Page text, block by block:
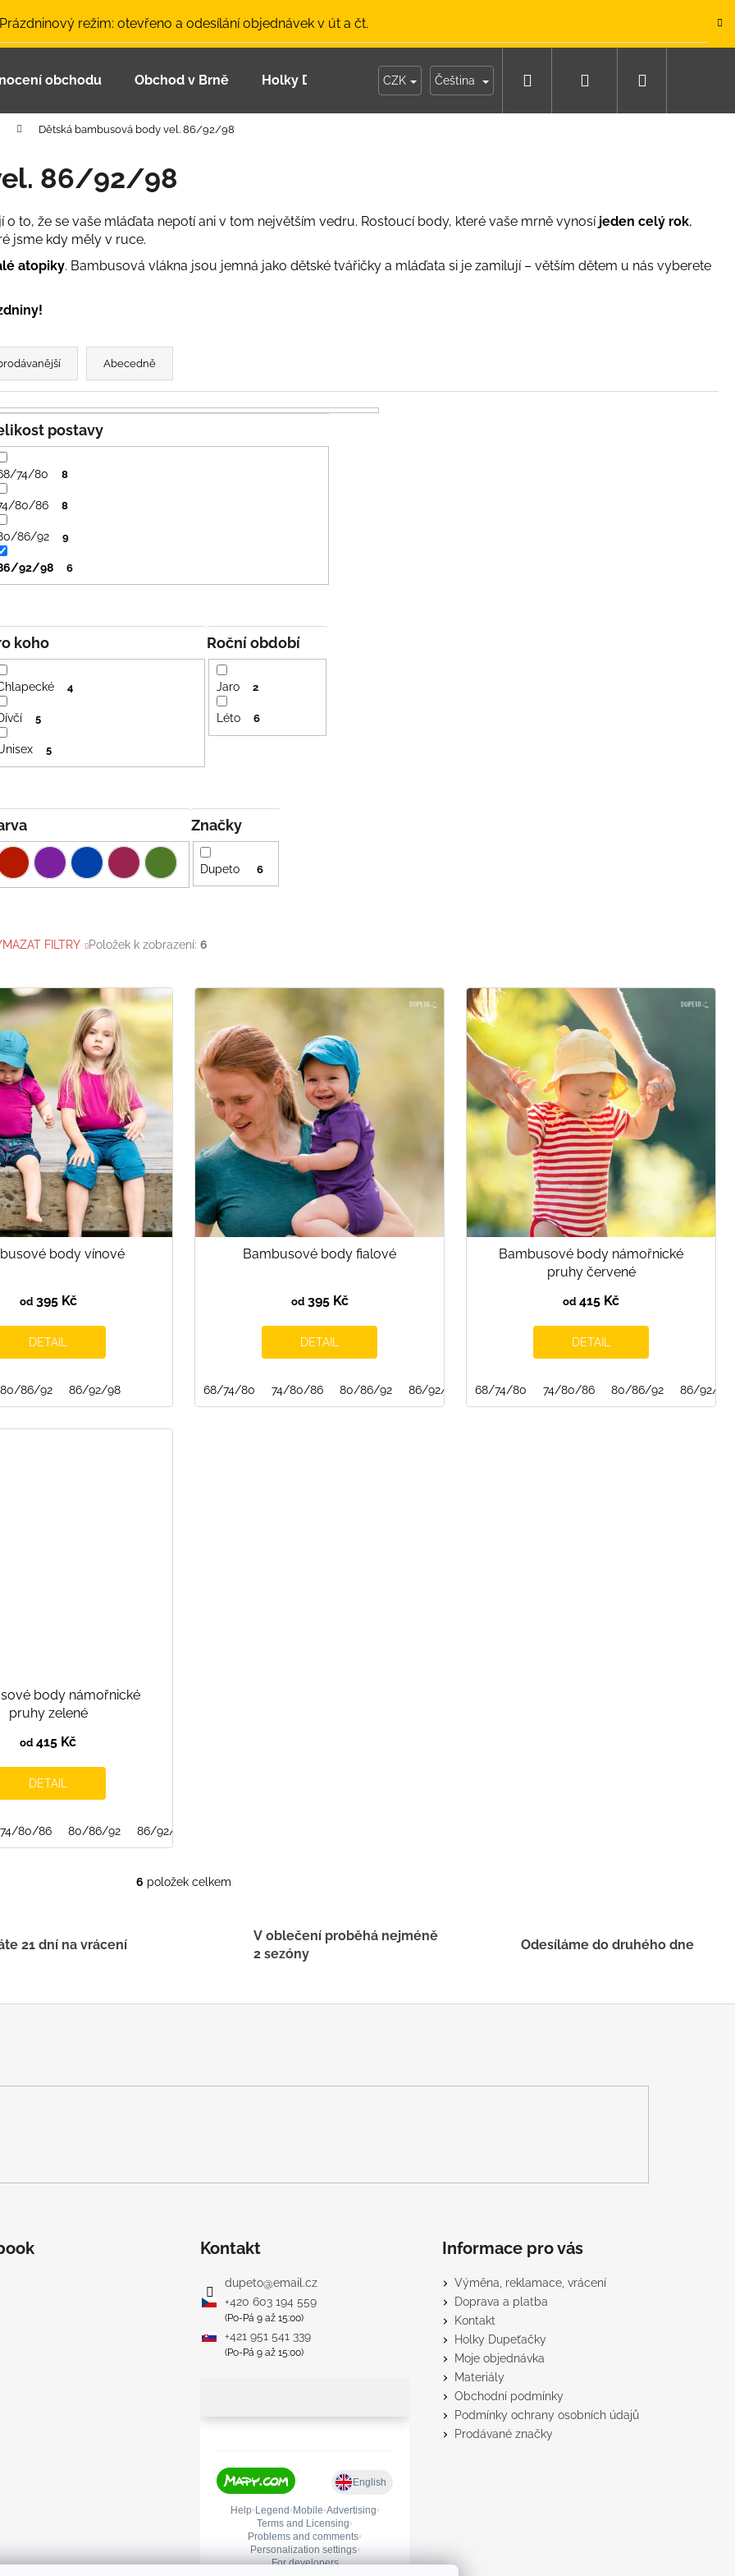
režim: otevřeno a odesílání objednávek v út a čt.
obchodu Obchod v Brně Holky Dupeťačky Moje objednávka
CZK Čeština Hledat Přihlášení
Dětská bambusová body vel. 86/92/98
86/92/98
o to, že se vaše mláďata nepotí ani v tom největším vedru. Rostoucí body, které vaše mrně vynosí jeden celý rok,
jsme kdy měly v ruce.
atopiky. Bambusová vlákna jsou jemná jako dětské tvářičky a mláďata si je zamilují – větším dětem u nás vyberete
Abecedně
Značky
Dupeto 6
koho
4
5
5
Roční období
Jaro 2
Léto 6
postavy
74/80 8
80/86 8
86/92 9
92/98 6
FILTRY Položek k zobrazení: 6
body vínové
od395 Kč
DETAIL
80/86/92 86/92/98
Bambusové body fialové
od395 Kč
DETAIL
68/74/80 74/80/86 80/86/92 86/92/98
Bambusové body námořnické
pruhy červené
od 415 Kč
DETAIL
68/74/80 74/80/86 80/86/92 86/92/98
body námořnické
pruhy zelené
od 415 Kč
DETAIL
74/80/86 80/86/92 86/92/98
O
c
k
i
6 položek celkem
21 dní na vrácení
V oblečení proběhá nejméně
2 sezóny
Odesíláme do druhého dne
Co potřebujete najít?
Doporučujeme
ČEPICE UV 30 SVĚTLE MODRÁ
Kč
435 Kč
Kontakt
dupeto@email.cz
+420 603 194 559
(Po-Pá 9 až 15:00)
+421 951 541 339
(Po-Pá 9 až 15:00)
Informace pro vás
Výměna, reklamace, vrácení
Doprava a platba
Kontakt
Holky Dupeťačky
Moje objednávka
Materiály
Obchodní podmínky
Podmínky ochrany osobních údajů
Prodávané značky